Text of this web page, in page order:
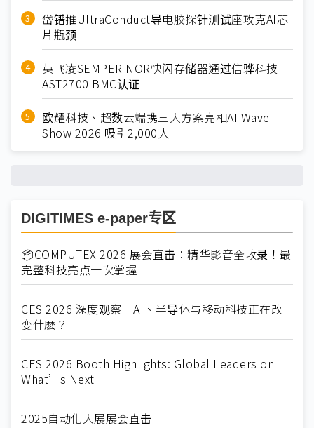
岱镨推UltraConduct导电胶探针测试座攻克AI芯
片瓶颈
英飞凌SEMPER NOR快闪存储器通过信骅科技
AST2700 BMC认证
欧耀科技、超数云端携三大方案亮相AI Wave
Show 2026 吸引2,000人
DIGITIMES e-paper专区
📦COMPUTEX 2026 展会直击：精华影音全收录！最
完整科技亮点一次掌握
CES 2026 深度观察｜AI、半导体与移动科技正在改
变什麽？
CES 2026 Booth Highlights: Global Leaders on
What’s Next
2025自动化大展展会直击